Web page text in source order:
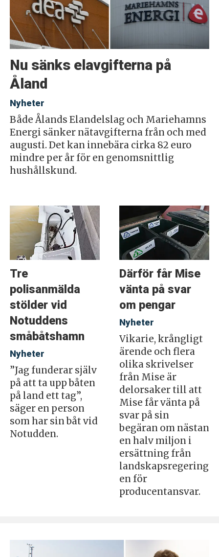
Nu sänks elavgifterna på
Åland
Nyheter
Både Ålands Elandelslag och Mariehamns
Energi sänker nätavgifterna från och med
augusti. Det kan innebära cirka 82 euro
mindre per år för en genomsnittlig
hushållskund.
Tre
polisanmälda
stölder vid
Notuddens
småbåtshamn
Nyheter
”Jag funderar själv
på att ta upp båten
på land ett tag”,
säger en person
som har sin båt vid
Notudden.
Därför får Mise
vänta på svar
om pengar
Nyheter
Vikarie, krångligt
ärende och flera
olika skrivelser
från Mise är
delorsaker till att
Mise får vänta på
svar på sin
begäran om nästan
en halv miljon i
ersättning från
landskapsregering
en för
producentansvar.